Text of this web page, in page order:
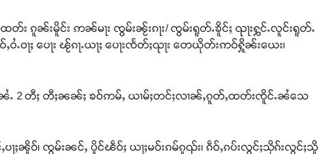
တ်း ၵူၼ်းမိူင်း ဢၼ်မႃး ၸွမ်းၼႂ်းၵႃး/ ၸွမ်းရူတ်ႉၶိူင်ႈ ၺႃးႁွင်ႉလူင်းရူတ်ႉ
ဝႃႈ ပေႃး ၽႂ်ၵႃႉယႃႈ ပေႃးၸႅတ်ႈၺႃး တေယိုတ်းဢဝ်ႁိူၼ်းယေး၊
ၶဝ်ၼႆႉ 2 တီႈ တီႈၼၼ်ႈ ၶဝ်ဢမ်ႇ ယၢမ်ႈတင်ႈလၢၼ်ႇၵူတ်ႇထတ်းၸိူင်ႉၼႆသေ
ႈၼိူဝ်၊ ၸွမ်းၼင်ႇ ပိူင်ၽဵဝ်ႈ ယႃႈမဝ်းၵမ်ၵူၺ်း၊ ၵဵဝ်ႇၵပ်းလွင်ႈသိုၵ်းလွင်ႈသိူ